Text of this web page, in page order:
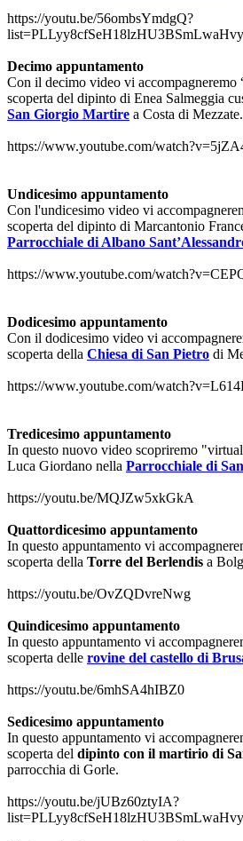
https://youtu.be/56ombsYmdgQ?
Decimo appuntamento
Con il decimo video vi accompagneremo
scoperta del dipinto di Enea Salmeggia
San Giorgio Martire a Costa di Mezzate.
https://www.youtube.com/
Undicesimo appuntamento
Con l'undicesimo video vi
scoperta del dipinto di Marcantonio
Parrocchiale di Albano
https://www.youtube.com/
Dodicesimo appuntamento
Con il dodicesimo video vi
scoperta della Chiesa di San Pietro di
https://www.youtube.com/
Tredicesimo appuntamento
In questo nuovo video scopriremo
Luca Giordano nella Parrocchiale di
https://youtu.be/MQJZw5xkGkA
Quattordicesimo appuntamento
In questo appuntamento vi
scoperta della Torre del Berlendis a
https://youtu.be/OvZQDvreNwg
Quindicesimo appuntamento
In questo appuntamento vi
scoperta delle rovine del castello di
https://youtu.be/6mhSA4hIBZ0
Sedicesimo appuntamento
In questo appuntamento vi
scoperta del dipinto con il martirio di
parrocchia di Gorle.
https://youtu.be/jUBz60ztyIA?